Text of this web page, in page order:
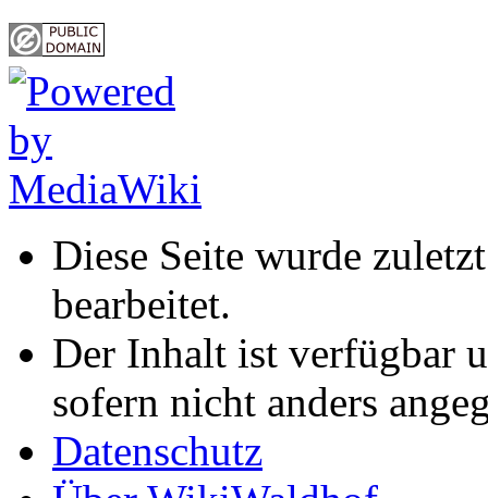
Diese Seite wurde
bearbeitet.
Der Inhalt ist verfügbar
sofern nicht anders
Datenschutz